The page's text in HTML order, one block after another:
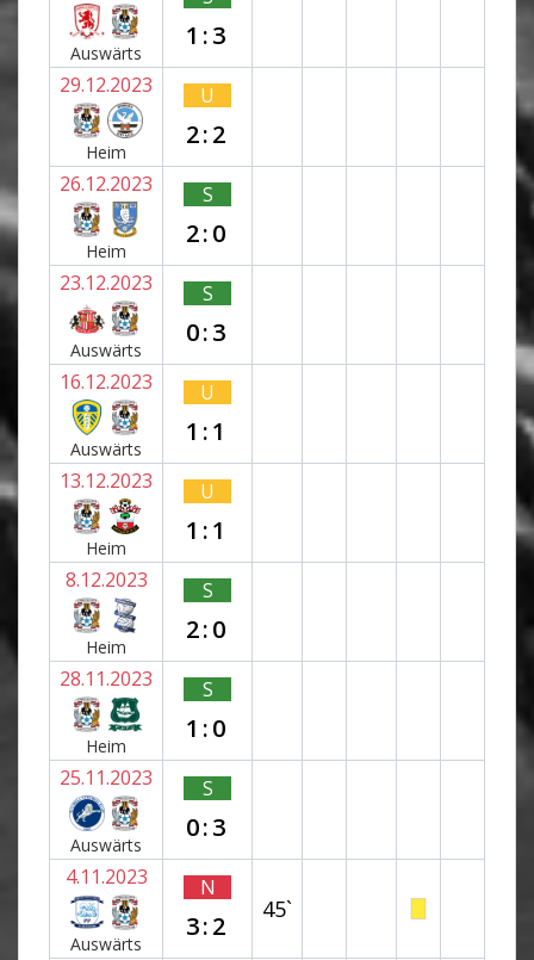
Auswärts
1:3
29.12.2023
Heim
U
2:2
26.12.2023
Heim
S
2:0
23.12.2023
Auswärts
S
0:3
16.12.2023
Auswärts
U
1:1
13.12.2023
Heim
U
1:1
8.12.2023
Heim
S
2:0
28.11.2023
Heim
S
1:0
25.11.2023
Auswärts
S
0:3
4.11.2023
Auswärts
N
3:2
45`